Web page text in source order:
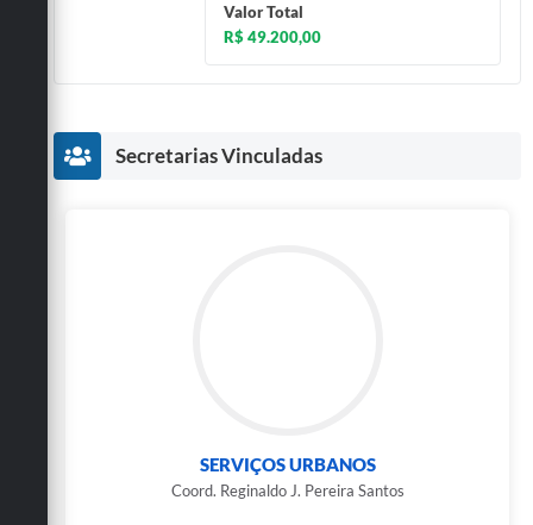
Valor Total
R$ 49.200,00
Secretarias Vinculadas
SERVIÇOS URBANOS
Coord. Reginaldo J. Pereira Santos